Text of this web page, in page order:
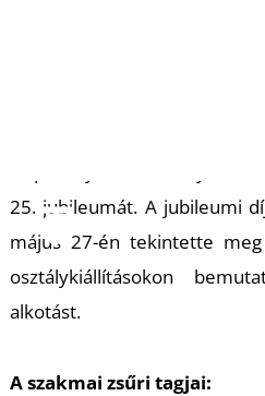
25. jubileumát. A jubileumi
május 27-én tekintette
osztálykiállításokon
alkotást.
A szakmai zsűri tagjai: